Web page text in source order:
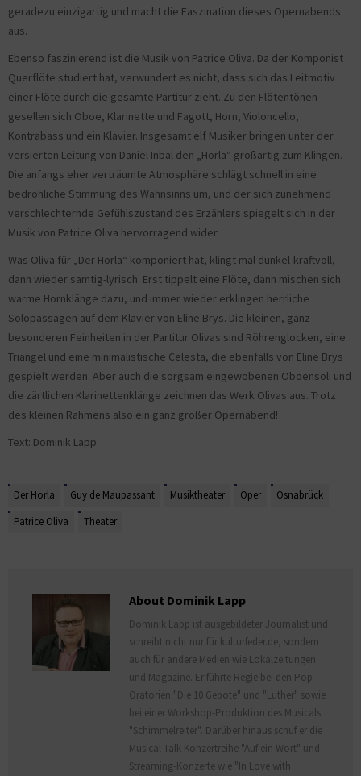
geradezu einzigartig und macht die Faszination dieses Opernabends
aus.
Ebenso faszinierend ist die Musik von Patrice Oliva. Da der Komponist
Querflöte studiert hat, verwundert es nicht, dass sich das Leitmotiv
einer Flöte durch die gesamte Partitur zieht. Zu den Flötentönen
gesellen sich Oboe, Klarinette und Fagott, Horn, Violoncello,
Kontrabass und ein Klavier. Insgesamt elf Musiker bringen unter der
versierten Leitung von Daniel Inbal den „Horla“ großartig zum Klingen.
Die anfangs eher verträumte Atmosphäre schlägt schnell in eine
bedrohliche Stimmung des Wahnsinns um, und der sich zunehmend
verschlechternde Gefühlszustand des Erzählers spiegelt sich in der
Musik von Patrice Oliva hervorragend wider.
Was Oliva für „Der Horla“ komponiert hat, klingt mal dunkel-kraftvoll,
dann wieder samtig-lyrisch. Erst tippelt eine Flöte, dann mischen sich
warme Hornklänge dazu, und immer wieder erklingen herrliche
Solopassagen auf dem Klavier von Eline Brys. Die kleinen, ganz
besonderen Feinheiten in der Partitur Olivas sind Röhrenglocken, eine
Triangel und eine minimalistische Celesta, die ebenfalls von Eline Brys
gespielt werden. Aber auch die sorgsam eingewobenen Oboensoli und
die zärtlichen Klarinettenklänge zeichnen das Werk Olivas aus. Trotz
des kleinen Rahmens also ein ganz großer Opernabend!
Text: Dominik Lapp
Der Horla Guy de Maupassant Musiktheater Oper
Osnabrück
Patrice Oliva
Theater
About Dominik Lapp
Dominik Lapp ist ausgebildeter Journalist und
schreibt nicht nur für kulturfeder.de, sondern
auch für andere Medien wie Lokalzeitungen
und Magazine. Er führte Regie bei den Pop-
Oratorien "Die 10 Gebote" und "Luther" sowie
bei einer Workshop-Produktion des Musicals
"Schimmelreiter". Darüber hinaus schuf er die
Musical-Talk-Konzertreihe "Auf ein Wort" und
Streaming-Konzerte wie "In Love with